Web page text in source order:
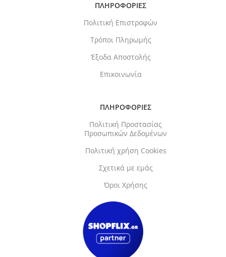
ΠΛΗΡΟΦΟΡΙΕΣ
Πολιτική Επιστροφών
Τρόποι Πληρωμής
Έξοδα Αποστολής
Επικοινωνία
ΠΛΗΡΟΦΟΡΙΕΣ
Πολιτική Προστασίας
Προσωπικών Δεδομένων
Πολιτική χρήση Cookies
Σχετικά με εμάς
Όροι Χρήσης